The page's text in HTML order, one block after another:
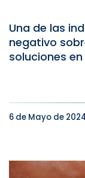
Una de las
negativo
soluciones
6 de Mayo de 2024